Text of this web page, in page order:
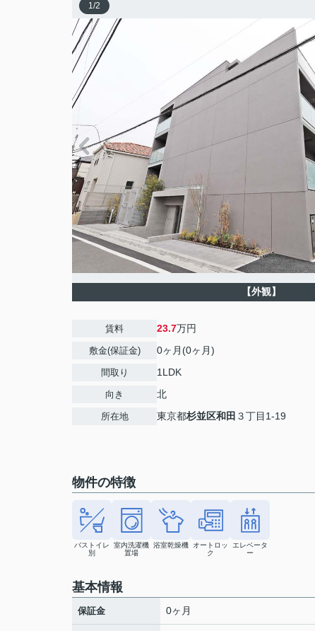
1/2
【外観】
賃料 23.7万円
敷金(保証金) 0ヶ月(0ヶ月)
間取り 1LDK
向き 北
所在地 東京都杉並区和田 ３丁目1-19
物件の特徴
バストイレ
別
室内洗濯機
置場
浴室乾燥機
オートロッ
ク
エレベータ
ー
基本情報
保証金 0ヶ月